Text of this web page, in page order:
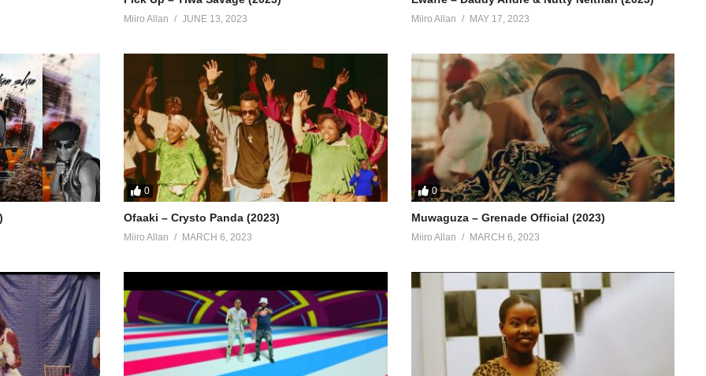
partes
partes
Miiro Allan JUNE 13, 2023 Miiro Allan MAY 17, 2023
0
Ofaaki – Crysto Panda (2023)
Miiro Allan MARCH 6, 2023
0
Muwaguza – Grenade Official (2023)
Miiro Allan MARCH 6, 2023